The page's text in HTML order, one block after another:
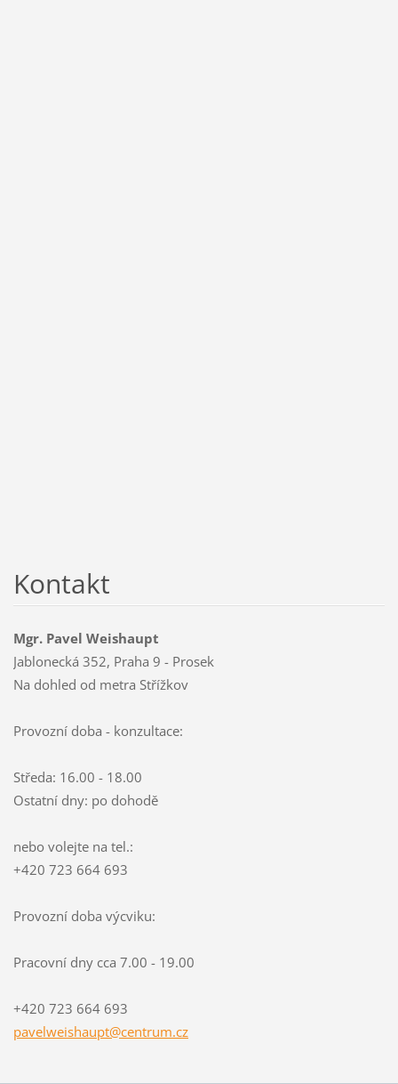
Kontakt
Mgr. Pavel Weishaupt
Jablonecká 352, Praha 9 - Prosek
Na dohled od metra Střížkov
Provozní doba - konzultace:
Středa: 16.00 - 18.00
Ostatní dny: po dohodě
nebo volejte na tel.:
+420 723 664 693
Provozní doba výcviku:
Pracovní dny cca 7.00 - 19.00
+420 723 664 693
pavelweishaupt@centrum.cz